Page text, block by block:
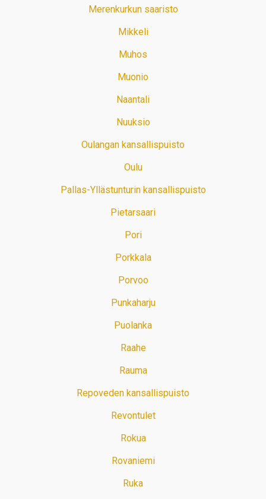
Merenkurkun saaristo
Mikkeli
Muhos
Muonio
Naantali
Nuuksio
Oulangan kansallispuisto
Oulu
Pallas-Yllästunturin kansallispuisto
Pietarsaari
Pori
Porkkala
Porvoo
Punkaharju
Puolanka
Raahe
Rauma
Repoveden kansallispuisto
Revontulet
Rokua
Rovaniemi
Ruka